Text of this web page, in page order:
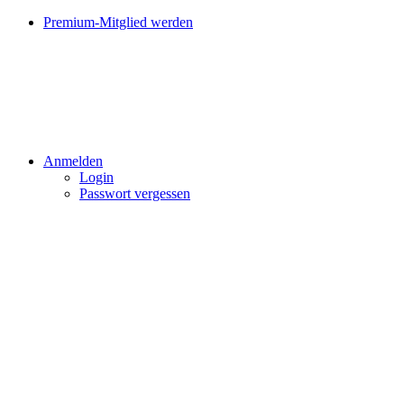
Premium-Mitglied werden
Anmelden
Login
Passwort vergessen